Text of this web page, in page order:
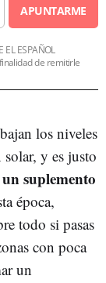
APUNTARME
EL ESPAÑOL
de remitirle
los niveles
y es justo
un suplemento
época,
todo si pasas
con poca
un